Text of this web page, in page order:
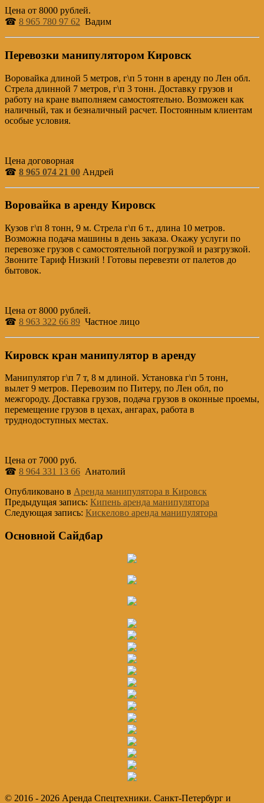
Цена от 8000 рублей.
☎ 8 965 780 97 62 Вадим
Перевозки манипулятором Кировск
Воровайка длиной 5 метров, г\п 5 тонн в аренду по Лен обл.
Стрела длинной 7 метров, г\п 3 тонн. Доставку грузов и
работу на кране выполняем самостоятельно. Возможен как
наличный, так и безналичный расчет. Постоянным клиентам
особые условия.
Цена договорная
☎ 8 965 074 21 00 Андрей
Воровайка в аренду Кировск
Кузов г\п 8 тонн, 9 м. Стрела г\п 6 т., длина 10 метров.
Возможна подача машины в день заказа. Окажу услуги по
перевозке грузов с самостоятельной погрузкой и разгрузкой.
Звоните Тариф Низкий ! Готовы перевезти от палетов до
бытовок.
Цена от 8000 рублей.
☎ 8 963 322 66 89 Частное лицо
Кировск кран манипулятор в аренду
Манипулятор г\п 7 т, 8 м длиной. Установка г\п 5 тонн,
вылет 9 метров. Перевозим по Питеру, по Лен обл, по
межгороду. Доставка грузов, подача грузов в оконные проемы,
перемещение грузов в цехах, ангарах, работа в
труднодоступных местах.
Цена от 7000 руб.
☎ 8 964 331 13 66 Анатолий
Опубликовано в Аренда манипулятора в Кировск
Предыдущая запись: Кипень аренда манипулятора
Следующая запись: Кискелово аренда манипулятора
Основной Сайдбар
© 2016 - 2026 Аренда Спецтехники. Санкт-Петербург и